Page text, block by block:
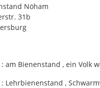
Nöham
31b
am Bienenstand , ein Volk
Lehrbienenstand ,